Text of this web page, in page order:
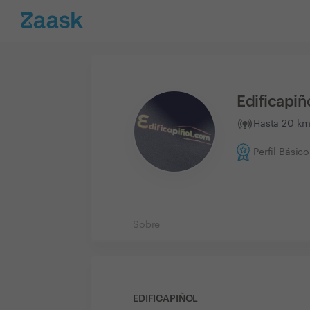
Hasta 20
Perfil Básico
Sobre
EDIFICAPIÑOL